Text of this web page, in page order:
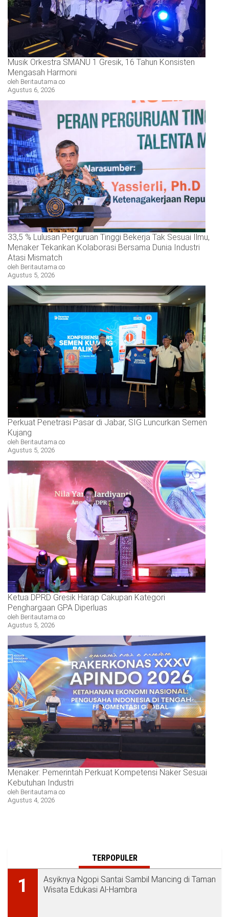
Musik Orkestra SMANU 1 Gresik, 16 Tahun Konsisten
Mengasah Harmoni
oleh Beritautama.co
Agustus 6, 2026
33,5 % Lulusan Perguruan Tinggi Bekerja Tak Sesuai Ilmu,
Menaker Tekankan Kolaborasi Bersama Dunia Industri
Atasi Mismatch
oleh Beritautama.co
Agustus 5, 2026
Perkuat Penetrasi Pasar di Jabar, SIG Luncurkan Semen
Kujang
oleh Beritautama.co
Agustus 5, 2026
Ketua DPRD Gresik Harap Cakupan Kategori
Penghargaan GPA Diperluas
oleh Beritautama.co
Agustus 5, 2026
Menaker: Pemerintah Perkuat Kompetensi Naker Sesuai
Kebutuhan Industri
oleh Beritautama.co
Agustus 4, 2026
TERPOPULER
1
Asyiknya Ngopi Santai Sambil Mancing di Taman
Wisata Edukasi Al-Hambra